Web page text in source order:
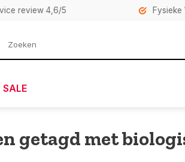
4,6/5 Fysieke
SALE
getagd met